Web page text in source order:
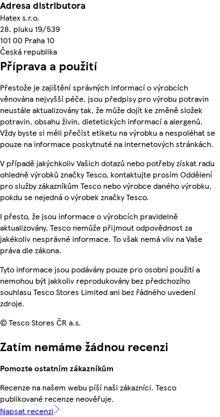
Adresa distributora
Hatex s.r.o.
28. pluku 19/539
101 00 Praha 10
Česká republika
Příprava a použití
Přestože je zajištění správných informací o výrobcích
věnována nejvyšší péče, jsou předpisy pro výrobu potravin
neustále aktualizovány tak, že může dojít ke změně složek
potravin, obsahu živin, dietetických informací a alergenů.
Vždy byste si měli přečíst etiketu na výrobku a nespoléhat se
pouze na informace poskytnuté na internetových stránkách.
V případě jakýchkoliv Vašich dotazů nebo potřeby získat radu
ohledně výrobků značky Tesco, kontaktujte prosím Oddělení
pro služby zákazníkům Tesco nebo výrobce daného výrobku,
pokdu se nejedná o výrobek značky Tesco.
I přesto, že jsou informace o výrobcích pravidelně
aktualizovány, Tesco nemůže přijmout odpovědnost za
jakékoliv nesprávné informace. To však nemá vliv na Vaše
práva dle zákona.
Tyto informace jsou podávány pouze pro osobní použití a
nemohou být jakkoliv reprodukovány bez předchozího
souhlasu Tesco Stores Limited ani bez řádného uvedení
zdroje.
© Tesco Stores ČR a.s.
Zatím nemáme žádnou recenzi
Pomozte ostatním zákazníkům
Recenze na našem webu píší naši zákazníci. Tesco
publikované recenze neověřuje.
Napsat recenzi